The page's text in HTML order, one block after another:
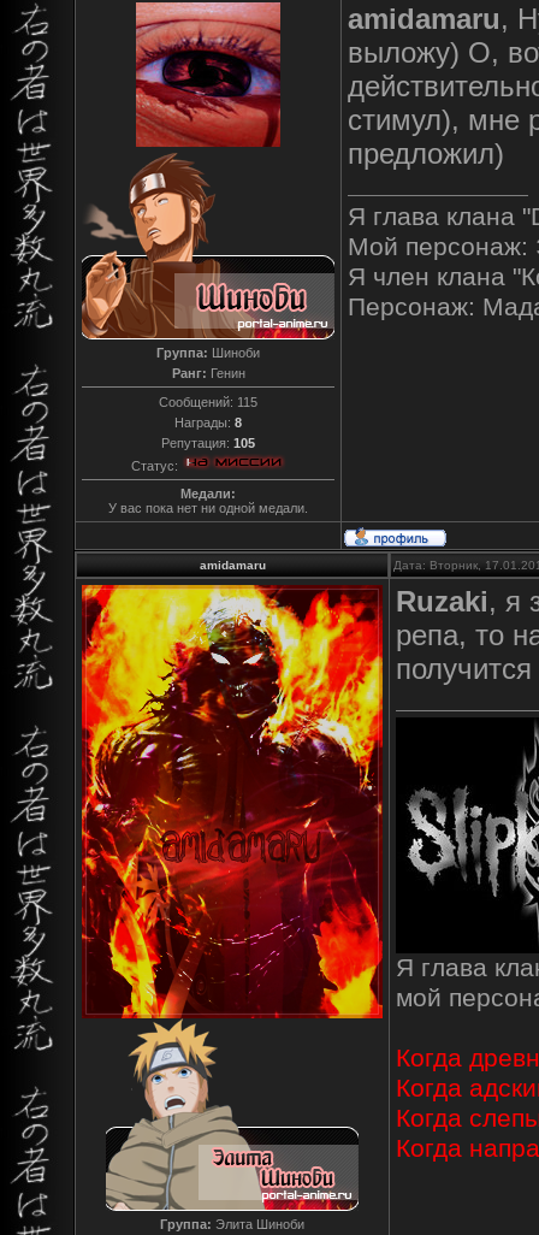
Группа: Шиноби
Ранг: Генин
Сообщений: 115
Награды: 8
Репутация: 105
Статус:
Медали:
У вас пока нет ни одной медали.
amidamaru,
выложу) О,
стимул), мне
предложил)
Я глава клана
Мой персонаж:
Я член клана
Персонаж:
amidamaru Дата: Вторник,
Группа: Элита Шиноби
Ruzaki, я
репа, то
получится
Я глава
мой
Когда
Когда
Когда
Когда